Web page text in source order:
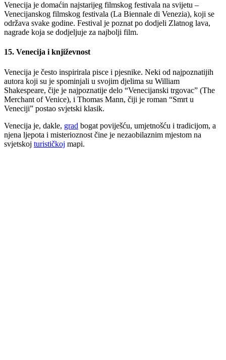
Venecija je domaćin najstarijeg filmskog festivala na svijetu –
Venecijanskog filmskog festivala (La Biennale di Venezia), koji se
održava svake godine. Festival je poznat po dodjeli Zlatnog lava,
nagrade koja se dodjeljuje za najbolji film.
15. Venecija i književnost
Venecija je često inspirirala pisce i pjesnike. Neki od najpoznatijih
autora koji su je spominjali u svojim djelima su William
Shakespeare, čije je najpoznatije delo “Venecijanski trgovac” (The
Merchant of Venice), i Thomas Mann, čiji je roman “Smrt u
Veneciji” postao svjetski klasik.
Venecija je, dakle, grad bogat poviješću, umjetnošću i tradicijom, a
njena ljepota i misterioznost čine je nezaobilaznim mjestom na
svjetskoj turističkoj mapi.